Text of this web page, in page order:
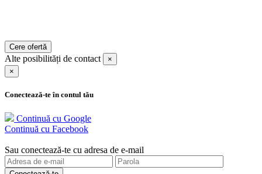
Cere ofertă
Alte posibilități de contact
×
×
Conectează-te în contul tău
Continuă cu Google
Continuă cu Facebook
Sau conectează-te cu adresa de e-mail